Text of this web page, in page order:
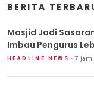
BERITA
Masjid Jadi
Imbau Pengurus
HEADLINE NEWS 7 jam